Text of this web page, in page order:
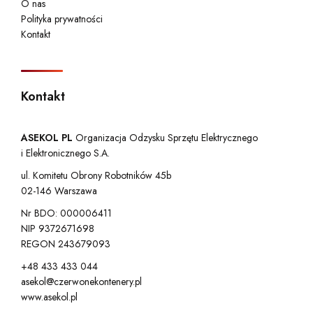
O nas
Polityka prywatności
Kontakt
Kontakt
ASEKOL PL Organizacja Odzysku Sprzętu Elektrycznego
i Elektronicznego S.A.
ul. Komitetu Obrony Robotników 45b
02-146 Warszawa
Nr BDO: 000006411
NIP 9372671698
REGON 243679093
+48 433 433 044
asekol@czerwonekontenery.pl
www.asekol.pl